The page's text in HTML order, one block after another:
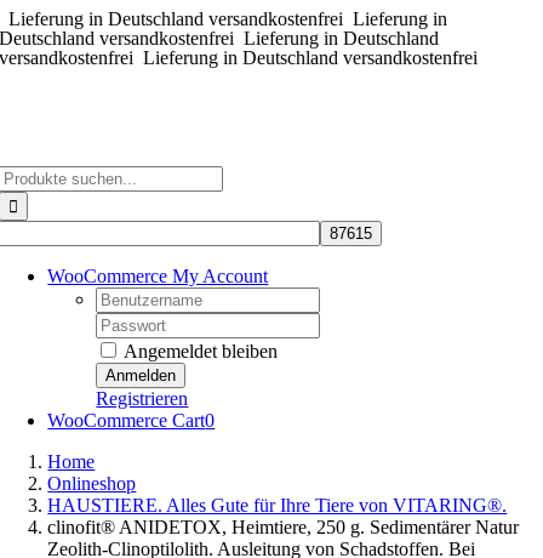
Zum
Inhalt
springen
Lieferung in Deutschland versandkostenfreiLieferung in
Deutschland versandkostenfrei Lieferung in Deutschland
versandkostenfreiLieferung in Deutschland versandkostenfrei
WooCommerce My Account
Username:
Password:
Angemeldet bleiben
Registrieren
WooCommerce Cart0
Home
Onlineshop
HAUSTIERE. Alles Gute für Ihre Tiere von VITARING®.
clinofit® ANIDETOX, Heimtiere, 250 g. Sedimentärer Natur
Zeolith-Clinoptilolith. Ausleitung von Schadstoffen. Bei